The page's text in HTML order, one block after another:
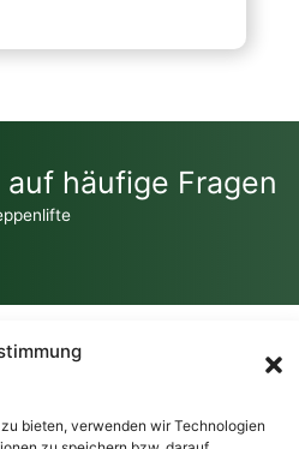
bieten, verwenden wir Technologien
häufige Fragen
für einen Treppenlift?
gibt es für Treppenlifte?